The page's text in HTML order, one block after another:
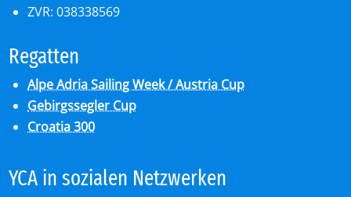
ZVR: 038338569
Re­gat­ten
Alpe Adria Sailing Week / Austria Cup
Gebirgssegler Cup
Croatia 300
YCA in so­zia­len Netz­wer­ken